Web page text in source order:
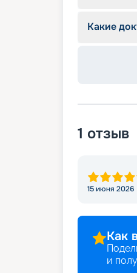
Стойка
Какие
1 отзыв
15 июня 2026
Как
и